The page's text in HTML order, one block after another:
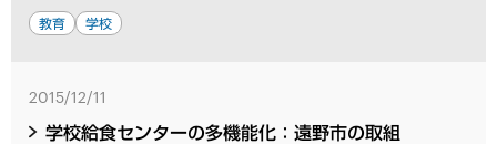
教育 学校
2015/12/11
学校給食センターの多機能化：遠野市の取組